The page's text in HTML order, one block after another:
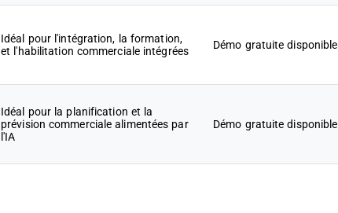
Idéal pour l'intégration, la formation,
et l'habilitation commerciale intégrées
Démo gratuite disponible
Idéal pour la planification et la
prévision commerciale alimentées par
l'IA
Démo gratuite disponible